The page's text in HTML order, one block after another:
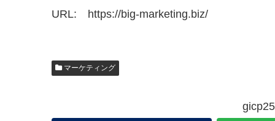
URL: https://big-marketing.biz/
マーケティング